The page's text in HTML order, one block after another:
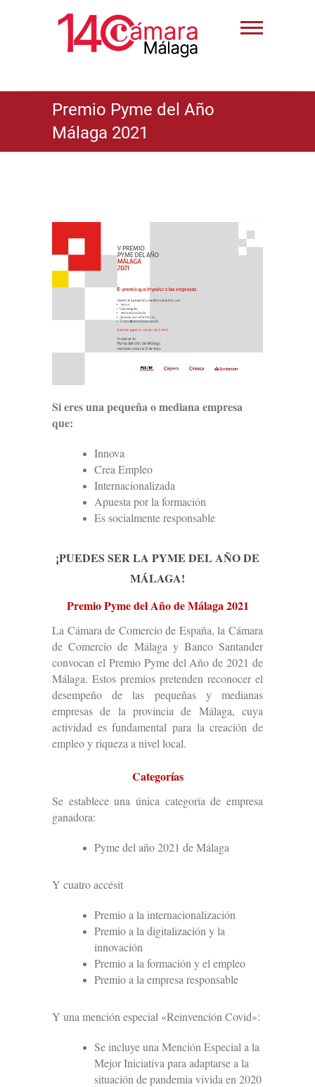
Premio Pyme del Año
Málaga 2021
Si eres una pequeña o mediana empresa
que:
Innova
Crea Empleo
Internacionalizada
Apuesta por la formación
Es socialmente responsable
¡PUEDES SER LA PYME DEL AÑO DE
MÁLAGA!
Premio Pyme del Año de Málaga 2021
La Cámara de Comercio de España, la Cámara
de Comercio de Málaga y Banco Santander
convocan el Premio Pyme del Año de 2021 de
Málaga. Estos premios pretenden reconocer el
desempeño de las pequeñas y medianas
empresas de la provincia de Málaga, cuya
actividad es fundamental para la creación de
empleo y riqueza a nivel local.
Categorías
Se establece una única categoría de empresa
ganadora:
Pyme del año 2021 de Málaga
Y cuatro accésit
Premio a la internacionalización
Premio a la digitalización y la
innovación
Premio a la formación y el empleo
Premio a la empresa responsable
Y una mención especial «Reinvención Covid»:
Se incluye una Mención Especial a la
Mejor Iniciativa para adaptarse a la
situación de pandemia vivida en 2020